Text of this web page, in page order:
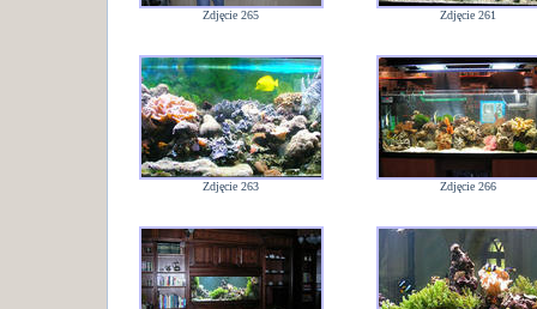
Zdjęcie 265 Zdjęcie 261
Zdjęcie 263 Zdjęcie 266